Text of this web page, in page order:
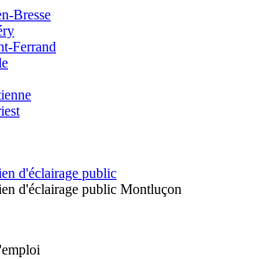
Bresse
Ferrand
d'éclairage public
d'éclairage public Montluçon